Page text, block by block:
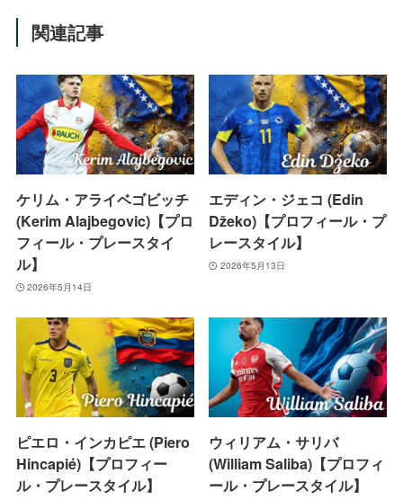
関連記事
ケリム・アライベゴビッチ
(Kerim Alajbegovic)【プロ
フィール・プレースタイ
ル】
2026年5月14日
エディン・ジェコ (Edin
Džeko)【プロフィール・プ
レースタイル】
2026年5月13日
ピエロ・インカピエ (Piero
Hincapié)【プロフィー
ル・プレースタイル】
ウィリアム・サリバ
(William Saliba)【プロフィ
ール・プレースタイル】